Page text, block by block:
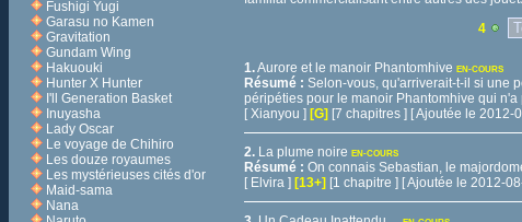
Fushigi Yugi
Garasu no Kamen
Gravitation
Gundam Wing
Hakuouki
Hunter X Hunter
I'll Generation Basket
Inuyasha
Lady Oscar
Le voyage de Chihiro
Les douze royaumes
Les mystérieuses cités d'or
Maid-sama
Nana
4
1.Aurore et le manoir Phantomhive EN-COURS
Résumé : Selon-vous, qu'arriverait-t-il si une
péripéties pour le manoir Phantomhive qui n'a
[ Xianyou ] [G] [7 chapitres ] [ Ajoutée le 2012-
2. La plume noire EN-COURS
Résumé : On connais Sebastian, le
[ Elvira ] [13+] [1 chapitre ] [ Ajoutée le 2012-